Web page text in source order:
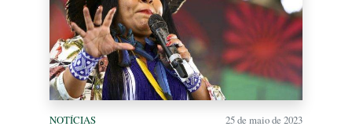
NOTÍCIAS 25 de maio de 2023